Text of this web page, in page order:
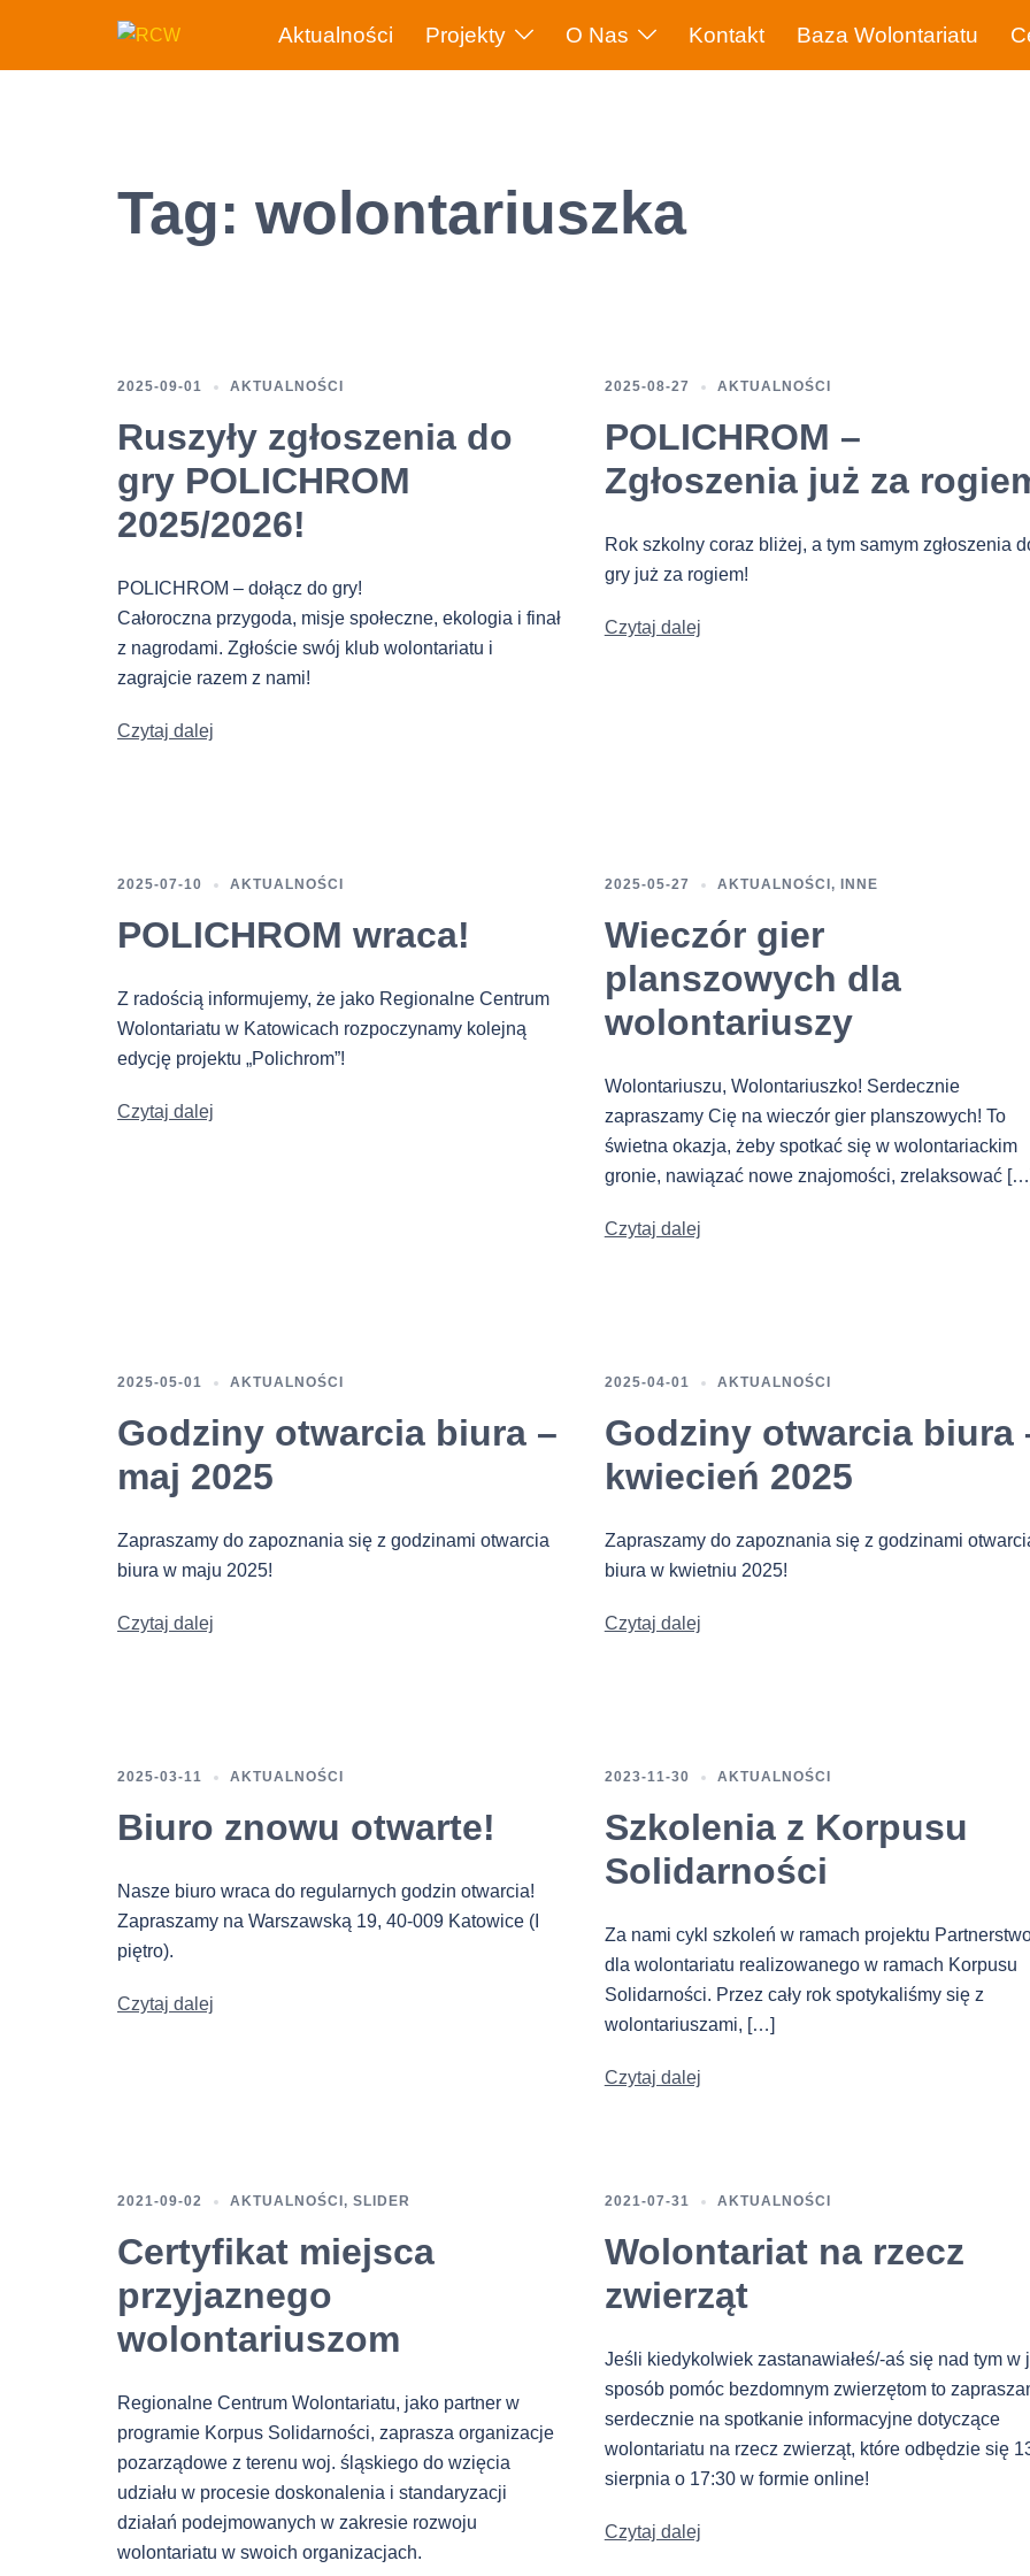
treści
Aktualności Projekty O Nas Kontakt Baza Wolontariatu
Tag: wolontariuszka
2025-09-01 AKTUALNOŚCI
Ruszyły zgłoszenia do
gry POLICHROM
2025/2026!
POLICHROM – dołącz do gry!
Całoroczna przygoda, misje społeczne, ekologia i finał
z nagrodami. Zgłoście swój klub wolontariatu i
zagrajcie razem z nami!
Czytaj dalej
2025-08-27 AKTUALNOŚCI
POLICHROM –
Zgłoszenia już za
Rok szkolny coraz bliżej, a tym samym zgłoszenia
gry już za rogiem!
Czytaj dalej
2025-07-10 AKTUALNOŚCI
POLICHROM wraca!
Z radością informujemy, że jako Regionalne Centrum
Wolontariatu w Katowicach rozpoczynamy kolejną
edycję projektu „Polichrom”!
Czytaj dalej
2025-05-27 AKTUALNOŚCI , INNE
Wieczór gier
planszowych dla
wolontariuszy
Wolontariuszu, Wolontariuszko! Serdecznie
zapraszamy Cię na wieczór gier planszowych! To
świetna okazja, żeby spotkać się w wolontariackim
gronie, nawiązać nowe znajomości, zrelaksować
Czytaj dalej
2025-05-01 AKTUALNOŚCI
Godziny otwarcia biura –
maj 2025
Zapraszamy do zapoznania się z godzinami otwarcia
biura w maju 2025!
Czytaj dalej
2025-04-01 AKTUALNOŚCI
Godziny otwarcia biura
kwiecień 2025
Zapraszamy do zapoznania się z godzinami
biura w kwietniu 2025!
Czytaj dalej
2025-03-11 AKTUALNOŚCI
Biuro znowu otwarte!
Nasze biuro wraca do regularnych godzin otwarcia!
Zapraszamy na Warszawską 19, 40-009 Katowice (I
piętro).
Czytaj dalej
2023-11-30 AKTUALNOŚCI
Szkolenia z Korpusu
Solidarności
Za nami cykl szkoleń w ramach projektu
dla wolontariatu realizowanego w ramach Korpusu
Solidarności. Przez cały rok spotykaliśmy się z
wolontariuszami, […]
Czytaj dalej
2021-09-02 AKTUALNOŚCI , SLIDER
Certyfikat miejsca
przyjaznego
wolontariuszom
Regionalne Centrum Wolontariatu, jako partner w
programie Korpus Solidarności, zaprasza organizacje
pozarządowe z terenu woj. śląskiego do wzięcia
udziału w procesie doskonalenia i standaryzacji
działań podejmowanych w zakresie rozwoju
wolontariatu w swoich organizacjach.
2021-07-31 AKTUALNOŚCI
Wolontariat na rzecz
zwierząt
Jeśli kiedykolwiek zastanawiałeś/-aś się nad tym w
sposób pomóc bezdomnym zwierzętom to
serdecznie na spotkanie informacyjne dotyczące
wolontariatu na rzecz zwierząt, które odbędzie się
sierpnia o 17:30 w formie online!
Czytaj dalej